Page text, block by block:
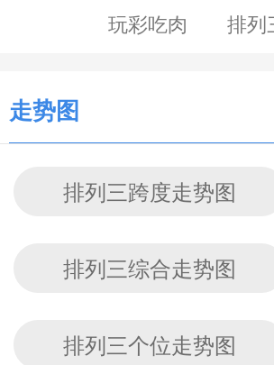
玩彩吃肉 排列
走势图
排列三跨度走势图
排列三综合走势图
排列三个位走势图